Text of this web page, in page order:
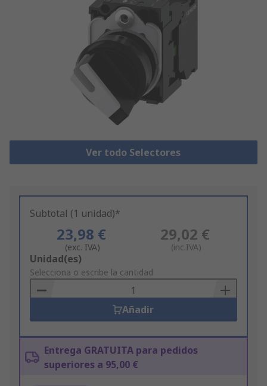
Ver todo Selectores
Subtotal (1 unidad)*
23,98 €
(exc. IVA)
29,02 €
(inc.IVA)
Add
to
Basket
Unidad(es)
Selecciona o escribe la cantidad
Añadir
Entrega GRATUITA para pedidos
superiores a 95,00 €